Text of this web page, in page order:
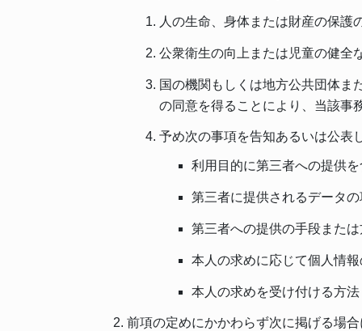
人の生命、身体または財産の保護
公衆衛生の向上または児童の健全
国の機関もしくは地方公共団体ま
の同意を得ることにより、当該事
予め次の事項を告知あるいは公表
利用目的に第三者への提供
第三者に提供されるデータ
第三者への提供の手段また
本人の求めに応じて個人情
本人の求めを受け付ける方法
前項の定めにかかわらず次に掲げる場